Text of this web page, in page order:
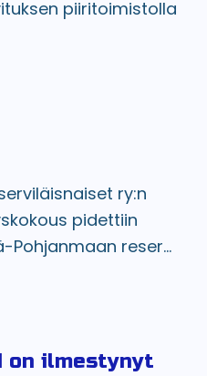
piiritoimistolla
ry:n
pidettiin
Pohjanmaan reser...
on ilmestynyt